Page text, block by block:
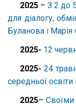
2025 –З 2 до
для діалогу,
Буланова і Марія
2025- 12
2025-24
середньої
2025– Своїми